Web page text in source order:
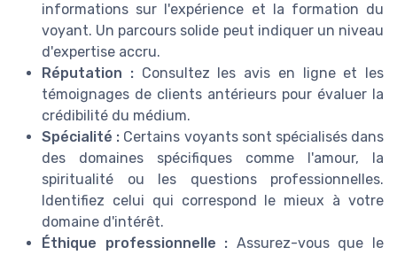
informations sur l'expérience et la formation du
voyant. Un parcours solide peut indiquer un niveau
d'expertise accru.
Réputation :Consultez les avis en ligne et les
témoignages de clients antérieurs pour évaluer la
crédibilité du médium.
Spécialité : Certains voyants sont spécialisés dans
des domaines spécifiques comme l'amour, la
spiritualité ou les questions professionnelles.
Identifiez celui qui correspond le mieux à votre
domaine d'intérêt.
Éthique professionnelle : Assurez-vous que le